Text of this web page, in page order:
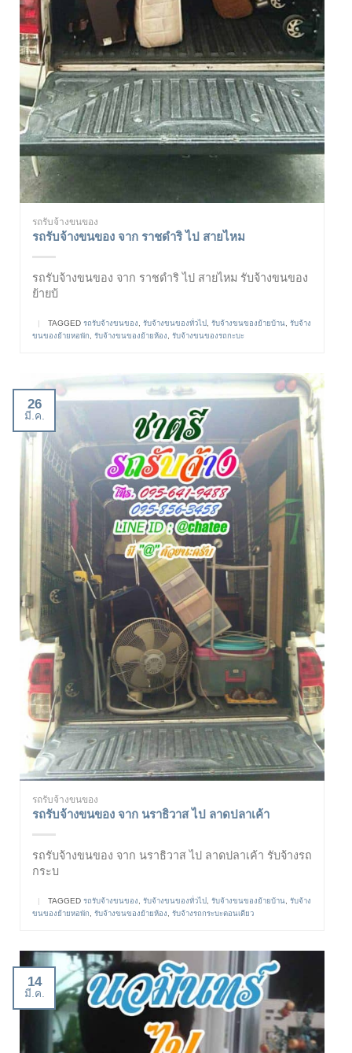
รถรับจ้างขนของ
รถรับจ้างขนของ จาก ราชดำริ ไป สายไหม
รถรับจ้างขนของ จาก ราชดำริ ไป สายไหม รับจ้างขนของ
ย้ายบ้
TAGGED รถรับจ้างขนของ, รับจ้างขนของทั่วไป, รับจ้างขนของย้ายบ้าน, รับจ้าง
ขนของย้ายหอพัก, รับจ้างขนของย้ายห้อง, รับจ้างขนของรถกะบะ
26
มี.ค.
รถรับจ้างขนของ
รถรับจ้างขนของ จาก นราธิวาส ไป ลาดปลาเค้า
รถรับจ้างขนของ จาก นราธิวาส ไป ลาดปลาเค้า รับจ้างรถ
กระบ
| TAGGED รถรับจ้างขนของ รับจ้างขนของทั่วไป รับจ้างขนของย้ายบ้าน รับจ้าง
ขนของย้ายหอพัก
รับจ้างขนของย้ายห้อง รับจ้างรถกระบะตอนเดียว
14
มี.ค.